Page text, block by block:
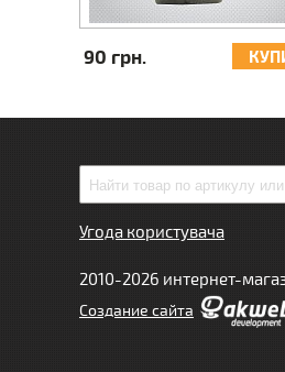
90 грн.
Угода користувача
2010-2026 интернет-
Cоздание сайта